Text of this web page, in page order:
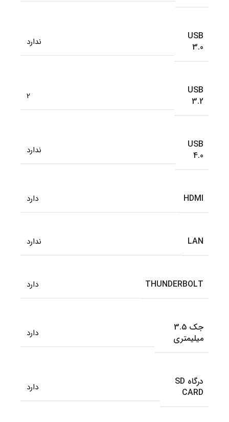
USB
3.0
ندارد
USB
3.2
2
USB
4.0
ندارد
HDMI دارد
LAN ندارد
THUNDERBOLT دارد
جک 3.5
میلیمتری
دارد
درگاه SD
CARD
دارد